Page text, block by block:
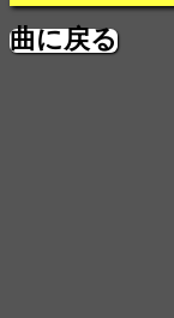
曲に戻る